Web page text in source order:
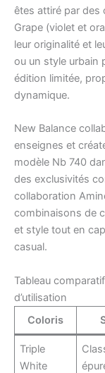
êtes attiré par des
Grape (violet et
leur originalité et
ou un style urbain
édition limitée,
dynamique.
New Balance
enseignes et
modèle Nb 740
des exclusivités
collaboration
combinaisons de
et style tout en
casual.
Tableau
d’utilisation
Coloris
Triple
White